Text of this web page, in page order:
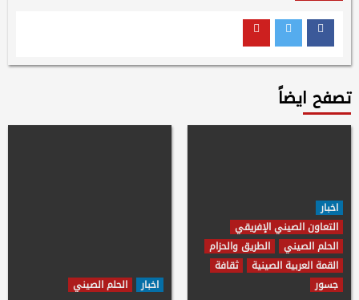
Facebook
Twitter
تصفح ايضاً
اخبار
التعاون الصيني الإفريقي
الحلم الصيني
الطريق والحزام
القمة العربية الصينية
ثقافة
جسور
اخبار الحلم الصيني